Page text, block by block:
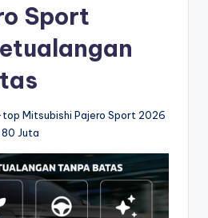
Sport